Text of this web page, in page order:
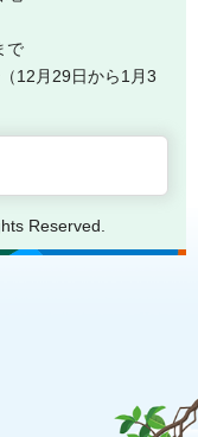
で
12月29日から1月3
Reserved.